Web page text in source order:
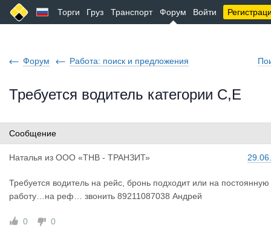
Торги Груз Транспорт Форум Войти
Форум Работа: поиск и предложения
Требуется водитель категории С,Е
Сообщение
Наталья из ООО «ТНВ - ТРАНЗИТ»
Требуется водитель на рейс, бронь подходит или на постоянную
работу…на реф… звонить 89211087038 Андрей
0 0